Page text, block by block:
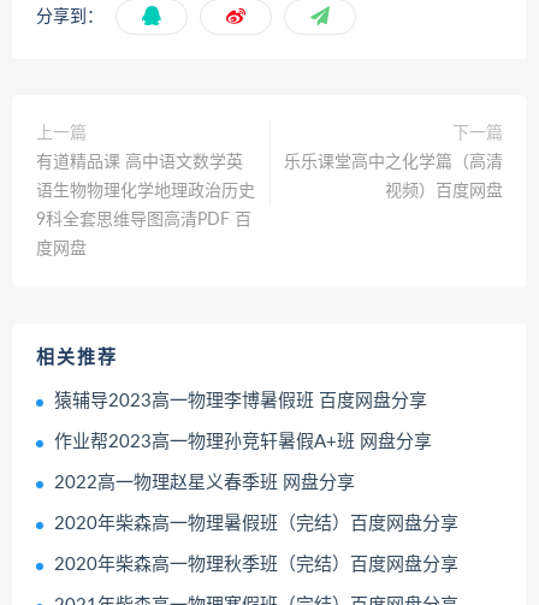
分享到：
上一篇
有道精品课 高中语文数学英
语生物物理化学地理政治历史
9科全套思维导图高清PDF 百
度网盘
下一篇
乐乐课堂高中之化学篇（高清
视频）百度网盘
相关推荐
猿辅导2023高一物理李博暑假班 百度网盘分享
作业帮2023高一物理孙竞轩暑假A+班 网盘分享
2022高一物理赵星义春季班 网盘分享
2020年柴森高一物理暑假班（完结）百度网盘分享
2020年柴森高一物理秋季班（完结）百度网盘分享